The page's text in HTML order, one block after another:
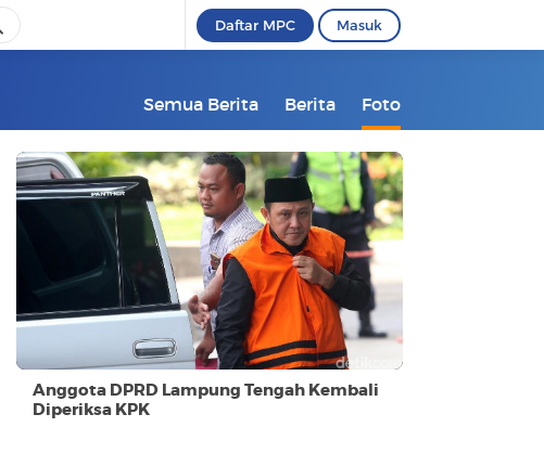
Daftar MPC Masuk
Semua Berita Berita Foto
Anggota DPRD Lampung Tengah Kembali
Diperiksa KPK